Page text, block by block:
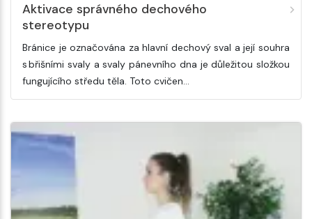
Aktivace správného dechového
stereotypu
Bránice je označována za hlavní dechový sval a její souhra
s břišními svaly a svaly pánevního dna je důležitou složkou
fungujícího středu těla. Toto cvičen…